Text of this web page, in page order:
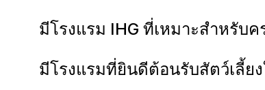
มีโรงแรม IHG ที่เหมาะสำหรับ
มีโรงแรมที่ยินดีต้อนรับสัตว์เลี้ย